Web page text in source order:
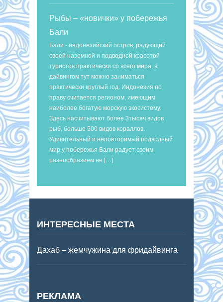
Рыбы – «новички» у побережья
Бали
Бали - индонезийский остров, радующий
своей наземной и подводной красотой
туристов практически со всего мира, а
дайвингом тут можно заниматься
практически круглый год. Индонезия по
праву считается регионом, имеющим
наиболее богатую морскую экосистему.
Здесь насчитывают более 3тысяч видов
рыб, больше 500 видов кораллов.
Удивительный и неповторимый подводный
мир у побережья Бали радует своим
разнообразием не […]
ИНТЕРЕСНЫЕ МЕСТА
Дахаб – жемчужина для фридайвинга
РЕКЛАМА